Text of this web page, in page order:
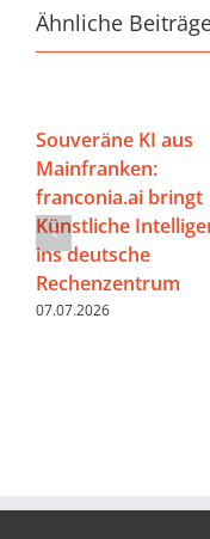
Ähnliche
Souveräne KI aus
Mainfranken:
franconia.ai bringt
Künstliche
ins deutsche
Rechenzentrum
07.07.2026